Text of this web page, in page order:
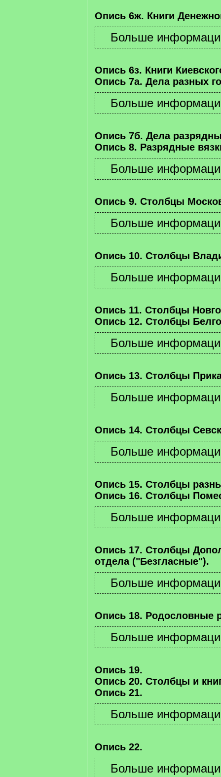
Опись 6ж. Книги
Опись 6з. Книги
Опись 7а. Дела разных
Опись 7б. Дела
Опись 8. Разрядные
Опись 9. Столбцы
Опись 10. Столбцы
Опись 11. Столбцы
Опись 12. Столбцы
Опись 13. Столбцы
Опись 14. Столбцы
Опись 15. Столбцы
Опись 16. Столбцы
Опись 17. Столбцы
отдела ("Безгласные").
Опись 18. Родословные
Опись 19.
Опись 20. Столбцы и
Опись 21.
Опись 22.